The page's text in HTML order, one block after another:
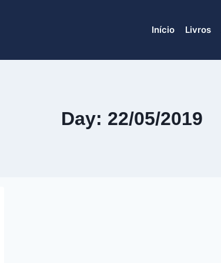
Início Livros
Day: 22/05/2019